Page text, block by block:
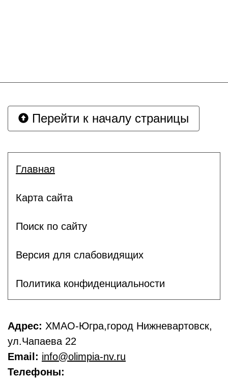
Перейти к началу страницы
Главная
Карта сайта
Поиск по сайту
Версия для слабовидящих
Политика конфиденциальности
Адрес: ХМАО-Югра,город Нижневартовск,
ул.Чапаева 22
Email: info@olimpia-nv.ru
Телефоны: